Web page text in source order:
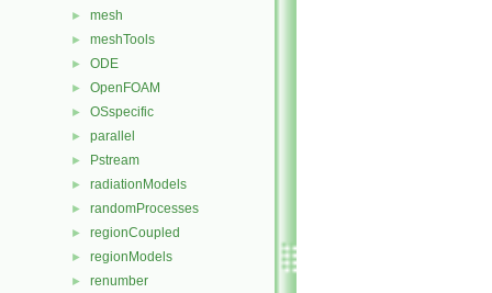
► mesh
► meshTools
► ODE
► OpenFOAM
► OSspecific
► parallel
► Pstream
► radiationModels
► randomProcesses
► regionCoupled
► regionModels
► renumber